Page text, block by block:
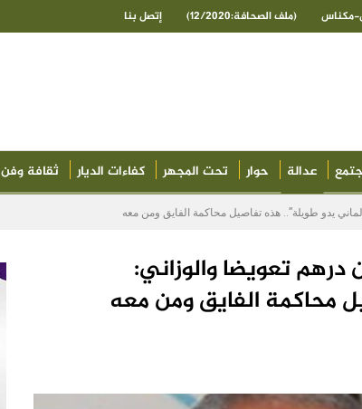
مكناس (ملف الصحافة:12/2020) إتصل بنا
عدالة حوار تحت المجهر كفاءات الديار ثقافة وفن
المدني التمس 11 مليون درهم تعويضا والوزاني:
محاكمة الفايق ومن معه